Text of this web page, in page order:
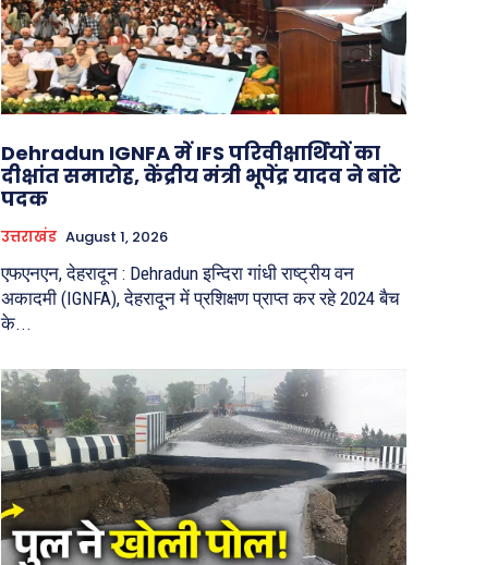
Dehradun IGNFA में IFS परिवीक्षार्थियों का
दीक्षांत समारोह, केंद्रीय मंत्री भूपेंद्र यादव ने बांटे
पदक
उत्तराखंड August 1, 2026
एफएनएन, देहरादून : Dehradun इन्दिरा गांधी राष्ट्रीय वन
अकादमी (IGNFA), देहरादून में प्रशिक्षण प्राप्त कर रहे 2024 बैच
के...